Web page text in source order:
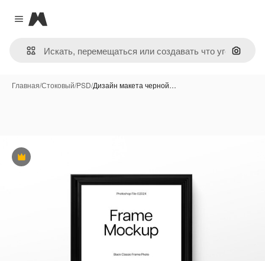
Close menu
Magnific
Поиск
Главная/Стоковый/PSD/Дизайн макета черной…
Премиум